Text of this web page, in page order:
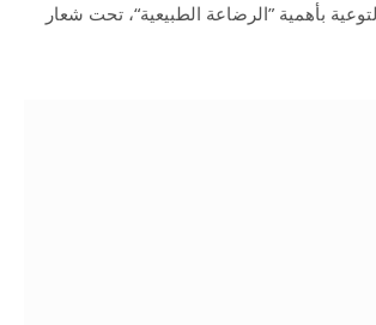
بأهمية ”الرضاعة الطبيعية“، تحت شعار